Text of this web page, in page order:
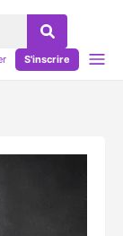
S'inscrire